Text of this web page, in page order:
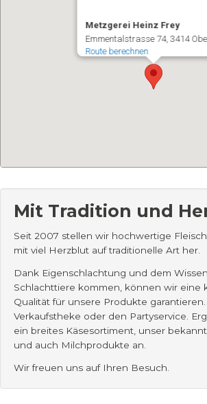
Metzgerei Heinz Frey
Emmentalstrasse 74 3414
Route berechnen
Mit Tradition und
Seit 2007 stellen wir hochwertige
mit viel Herzblut auf traditionelle Art her.
Dank Eigenschlachtung und dem
Schlachttiere kommen, können wir eine
Qualität für unsere Produkte
Verkaufstheke oder den Partyservice.
ein breites Käsesortiment, unser
und auch Milchprodukte an.
Wir freuen uns auf Ihren Besuch.